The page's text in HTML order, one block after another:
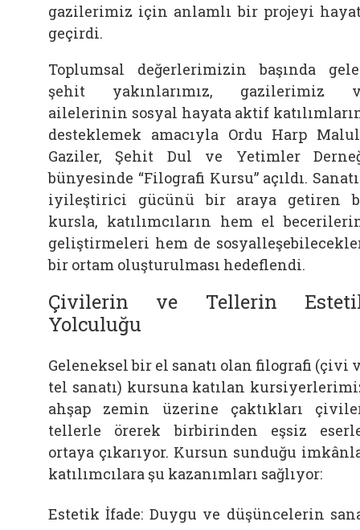
gazilerimiz için anlamlı bir projeyi
geçirdi.
Toplumsal değerlerimizin başında
şehit yakınlarımız, gazilerimiz
ailelerinin sosyal hayata aktif
desteklemek amacıyla Ordu Harp
Gaziler, Şehit Dul ve Yetimler
bünyesinde “Filografi Kursu” açıldı.
iyileştirici gücünü bir araya getiren
kursla, katılımcıların hem el
geliştirmeleri hem de
bir ortam oluşturulması hedeflendi.
Çivilerin ve Tellerin
Yolculuğu
Geleneksel bir el sanatı olan filografi (çivi
tel sanatı) kursuna katılan
ahşap zemin üzerine çaktıkları
tellerle örerek birbirinden eşsiz
ortaya çıkarıyor. Kursun sunduğu
katılımcılara şu kazanımları sağlıyor:
Estetik İfade: Duygu ve düşüncelerin